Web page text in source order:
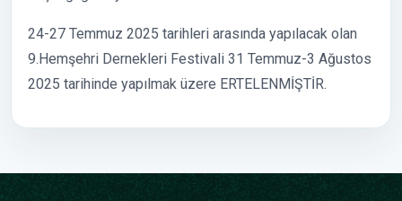
24-27 Temmuz 2025 tarihleri arasında yapılacak olan
9.Hemşehri Dernekleri Festivali 31 Temmuz-3 Ağustos
2025 tarihinde yapılmak üzere ERTELENMİŞTİR.